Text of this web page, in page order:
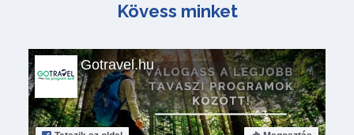
Kövess minket
Gotravel.hu